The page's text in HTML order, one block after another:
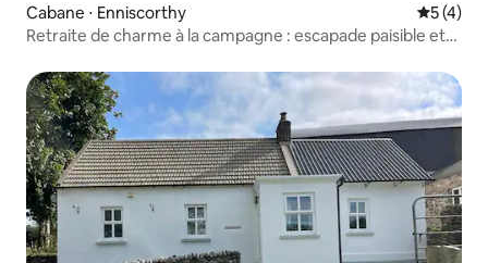
Cabane ⋅ Enniscorthy
5 (4)
Retraite de charme à la campagne : escapade paisible et